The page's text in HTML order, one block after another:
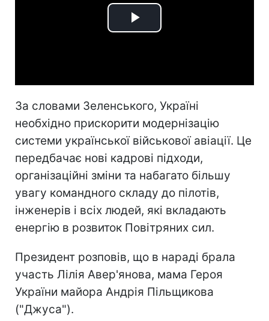
Play
За словами Зеленського, Україні
необхідно прискорити модернізацію
системи української військової авіації. Це
передбачає нові кадрові підходи,
організаційні зміни та набагато більшу
увагу командного складу до пілотів,
інженерів і всіх людей, які вкладають
енергію в розвиток Повітряних сил.
Президент розповів, що в нараді брала
участь Лілія Авер'янова, мама Героя
України майора Андрія Пільщикова
("Джуса").